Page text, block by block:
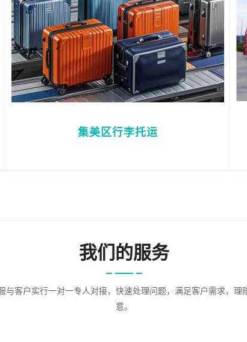
集美区行李托运
我们的服务
与客户实行一对一专人对接，快速处理问题，满足客户需求，理
意。